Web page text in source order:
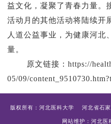
益文化，凝聚了青春力量。
活动月的其他活动将陆续开
人道公益事业，为健康河北
量。
原文链接： https://
05/09/
版权所有：河北医科大学 河北省石
网站维护：河北医